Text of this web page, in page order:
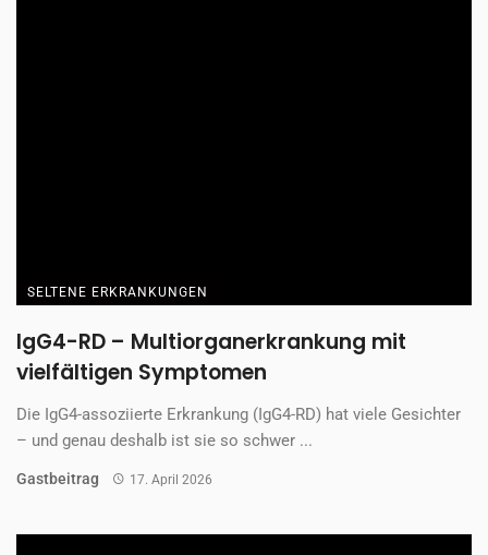
SELTENE ERKRANKUNGEN
IgG4-RD – Multiorganerkrankung mit
vielfältigen Symptomen
Die IgG4-assoziierte Erkrankung (IgG4-RD) hat viele Gesichter
– und genau deshalb ist sie so schwer ...
Gastbeitrag 17. April 2026